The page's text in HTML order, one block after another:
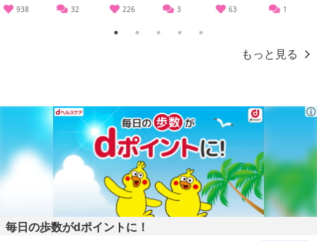
月間申し込み数100万食!!
「北海熟成麺」は「麺帯2段熟成」という特別な熟成方法により、も
ちもちとした食感としっかりとしたコシが特徴です。北海道らしい
「縮れ太麺」でスープとの相性は抜群です。「ラーメン屋で食べる
より旨い!!」と非常に嬉しいお言葉を頂くほど原料・製法に徹底的に
こだわった自慢の麺です。
【道産小麦】
938 32 226 3 63 1
1 2 3 4 5
もっと見る
毎日の歩数がdポイントに！